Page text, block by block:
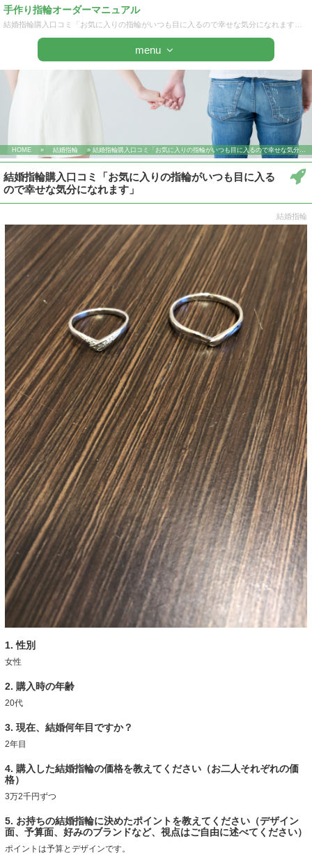
手作り指輪オーダーマニュアル
menu
HOME » 結婚指輪 » 結婚指輪購入口コミ「お気に入りの指輪がいつも目に入るので幸せな気分になれます」
結婚指輪購入口コミ「お気に入りの指輪がいつも目に入る
ので幸せな気分になれます」
結婚指輪
1. 性別
女性
2. 購入時の年齢
20代
3. 現在、結婚何年目ですか？
2年目
4. 購入した結婚指輪の価格を教えてください（お二人それぞれの価
格）
3万2千円ずつ
5. お持ちの結婚指輪に決めたポイントを教えてください（デザイン
面、予算面、好みのブランドなど、視点はご自由に述べてください）
ポイントは予算とデザインです。